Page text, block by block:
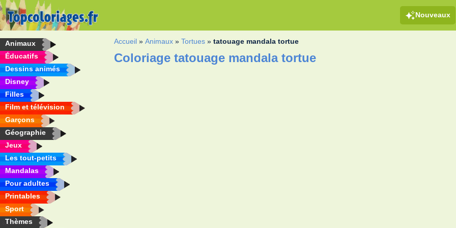
Nouveaux
Animaux
Éducatifs
Dessins animés
Disney
Filles
Film et télévision
Garçons
Géographie
Jeux
Les tout-petits
Mandalas
Pour adultes
Printables
Sport
Thèmes
Accueil »Animaux »Tortues »tatouage mandala tortue
Coloriage tatouage mandala tortue